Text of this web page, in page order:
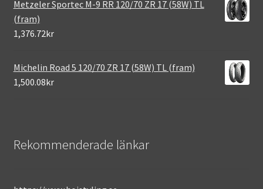
Metzeler Sportec M-9 RR 120/70 ZR 17 (58W) TL
(fram)
1,376.72kr
Michelin Road 5 120/70 ZR 17 (58W) TL (fram)
1,500.08kr
Rekommenderade länkar